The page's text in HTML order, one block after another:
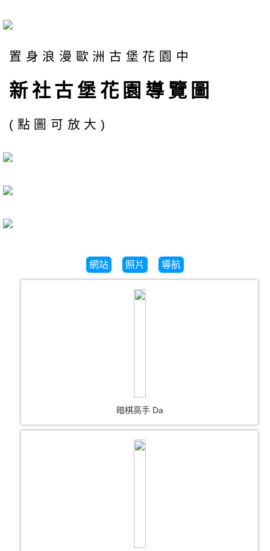
置身浪漫歐洲古堡花園中
新社古堡花園導覽圖
(點圖可放大)
網站 照片 導航
暗棋高手 Da